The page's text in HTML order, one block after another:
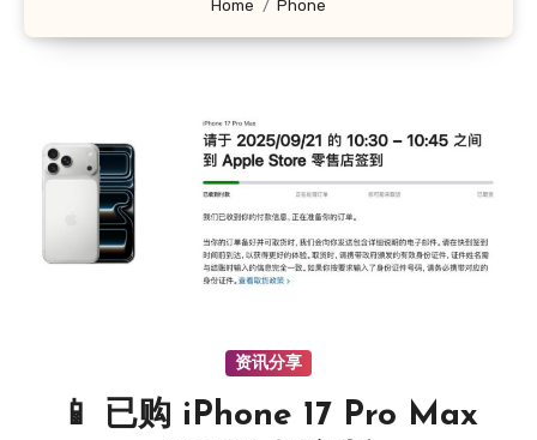
Home Phone
资讯分享
📱 已购 iPhone 17 Pro Max